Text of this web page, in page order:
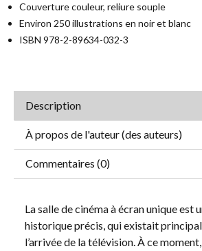
Couverture couleur, reliure souple
Environ 250 illustrations en noir et blanc
ISBN 978-2-89634-032-3
Description
À propos de l'auteur (des auteurs)
Commentaires (0)
La salle de cinéma à écran unique est
historique précis, qui existait
l’arrivée de la télévision. À ce